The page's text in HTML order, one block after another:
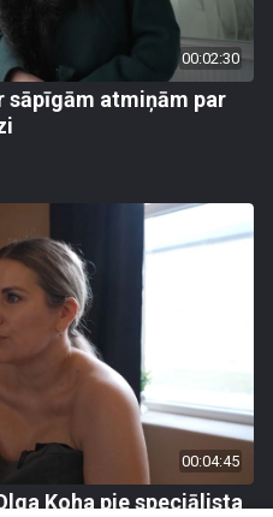
00:02:30
sāpīgām atmiņām par
00:04:45
Koha pie speciālista